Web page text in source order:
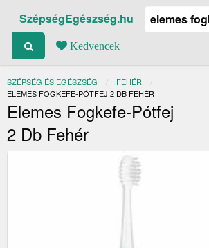
SzépségEgészség.hu
Kedvencek
SZÉPSÉG ÉS EGÉSZSÉG
FEHÉR
JELENLEGI:
ELEMES FOGKEFE-PÓTFEJ 2 DB FEHÉR
Elemes Fogkefe-Pótfej
2 Db Fehér